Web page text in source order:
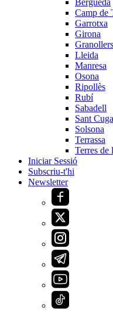
Berguedà
Camp de
Garrotxa
Girona
Granollers
Lleida
Manresa
Osona
Ripollès
Rubí
Sabadell
Sant
Solsona
Terrassa
Terres de
Iniciar Sessió
Subscriu-t'hi
Newsletter